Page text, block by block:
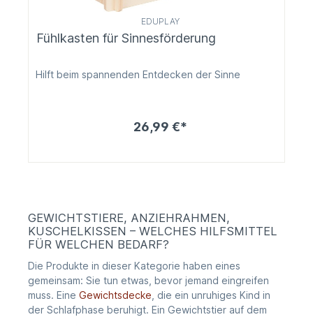
EDUPLAY
Fühlkasten für Sinnesförderung
Hilft beim spannenden Entdecken der Sinne
26,99 €*
GEWICHTSTIERE, ANZIEHRAHMEN,
KUSCHELKISSEN – WELCHES HILFSMITTEL
FÜR WELCHEN BEDARF?
Die Produkte in dieser Kategorie haben eines
gemeinsam: Sie tun etwas, bevor jemand eingreifen
muss. Eine Gewichtsdecke , die ein unruhiges Kind in
der Schlafphase beruhigt. Ein Gewichtstier auf dem